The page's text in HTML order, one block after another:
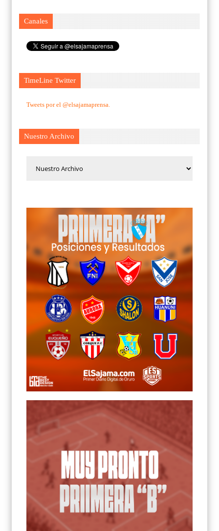
Canales
TimeLine Twitter
Tweets por el @elsajamaprensa.
Nuestro Archivo